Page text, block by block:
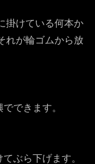
掛けている何本か
れが輪ゴムから放
できます。
ぶら下げます。